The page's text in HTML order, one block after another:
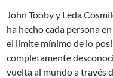
John Tooby y Leda
ha hecho cada persona
el límite mínimo de lo
completamente
vuelta al mundo a través